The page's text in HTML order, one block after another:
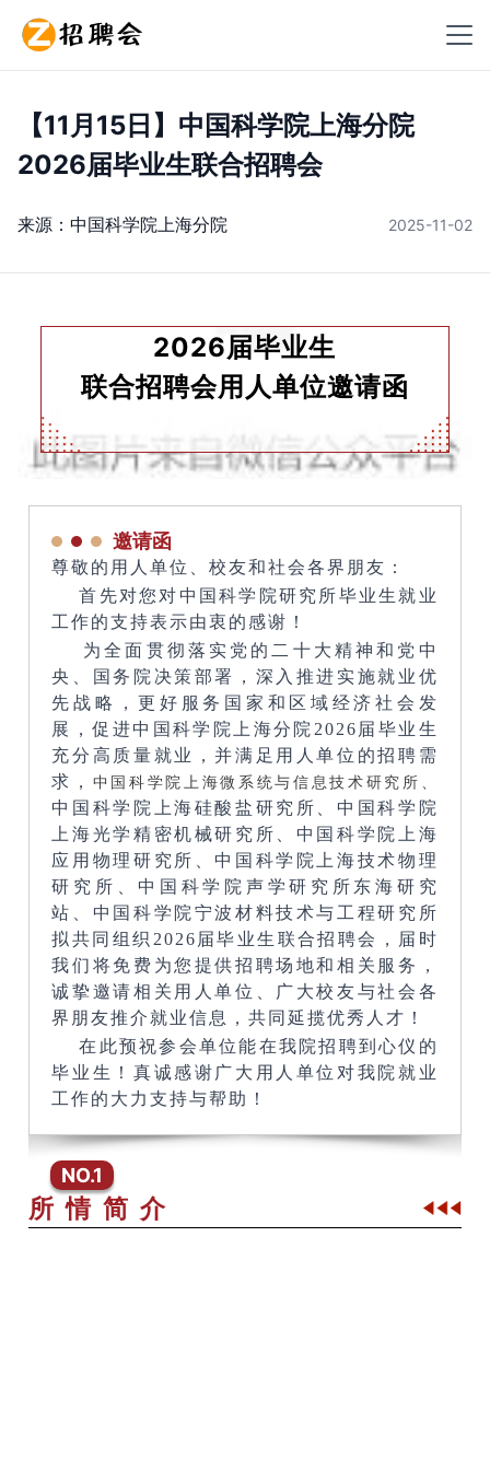
【11月15日】中国科学院上海分院
2026届毕业生联合招聘会
来源： 中国科学院上海分院 2025-11-02
2026届毕业生
联合招聘会用人单位邀请函
邀请函
尊敬的用人单位、校友和社会各界朋友：
首先对您对中国科学院研究所毕业生就业
工作的支持表示由衷的感谢！
为全面贯彻落实党的二十大精神和党中
央、国务院决策部署，深入推进实施就业优
先战略，更好服务国家和区域经济社会发
展，促进中国科学院上海分院2026届毕业生
充分高质量就业，并满足用人单位的招聘需
求， 中国科学院上海微系统与信息技术研究所、
中国科学院上海硅酸盐研究所、中国科学院
上海光学精密机械研究所、中国科学院上海
应用物理研究所、中国科学院上海技术物理
研究所、中国科学院声学研究所东海研究
站、中国科学院宁波材料技术与工程研究所
拟共同组织2026届毕业生联合招聘会，届时
我们将免费为您提供招聘场地和相关服务，
诚挚邀请相关用人单位、广大校友与社会各
界朋友推介就业信息，共同延揽优秀人才！
在此预祝参会单位能在我院招聘到心仪的
毕业生！真诚感谢广大用人单位对我院就业
工作的大力支持与帮助！
NO.1
所 情 简 介